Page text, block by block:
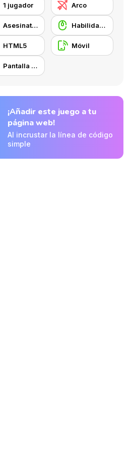
1 jugador Arco
Asesinatos Habilidad con el ratón
HTML5 Móvil
Pantalla táctil
¡Añadir este juego a tu
página web!
Al incrustar la línea de código
simple